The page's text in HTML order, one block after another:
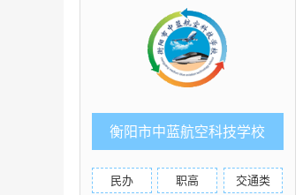
衡阳市中蓝航空科技学校
民办 职高 交通类